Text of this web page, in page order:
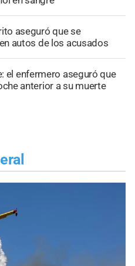
aseguró que se
autos de los acusados
el enfermero aseguró que
anterior a su muerte